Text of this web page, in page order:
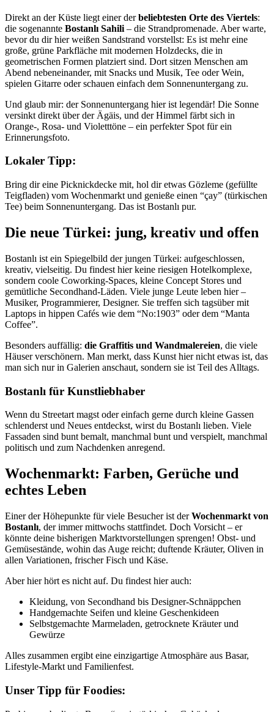
Direkt an der Küste liegt einer derbeliebtesten Orte des Viertels:
die sogenannte Bostanlı Sahili – die Strandpromenade. Aber warte,
bevor du dir hier weißen Sandstrand vorstellst: Es ist mehr eine
große, grüne Parkfläche mit modernen Holzdecks, die in
geometrischen Formen platziert sind. Dort sitzen Menschen am
Abend nebeneinander, mit Snacks und Musik, Tee oder Wein,
spielen Gitarre oder schauen einfach dem Sonnenuntergang zu.
Und glaub mir: der Sonnenuntergang hier ist legendär! Die Sonne
versinkt direkt über der Ägäis, und der Himmel färbt sich in
Orange-, Rosa- und Violetttöne – ein perfekter Spot für ein
Erinnerungsfoto.
Lokaler Tipp:
Bring dir eine Picknickdecke mit, hol dir etwas Gözleme (gefüllte
Teigfladen) vom Wochenmarkt und genieße einen “çay” (türkischen
Tee) beim Sonnenuntergang. Das ist Bostanlı pur.
Die neue Türkei: jung, kreativ und offen
Bostanlı ist ein Spiegelbild der jungen Türkei: aufgeschlossen,
kreativ, vielseitig. Du findest hier keine riesigen Hotelkomplexe,
sondern coole Coworking-Spaces, kleine Concept Stores und
gemütliche Secondhand-Läden. Viele junge Leute leben hier –
Musiker, Programmierer, Designer. Sie treffen sich tagsüber mit
Laptops in hippen Cafés wie dem “No:1903” oder dem “Manta
Coffee”.
Besonders auffällig: die Graffitis und Wandmalereien, die viele
Häuser verschönern. Man merkt, dass Kunst hier nicht etwas ist, das
man sich nur in Galerien anschaut, sondern sie ist Teil des Alltags.
Bostanlı für Kunstliebhaber
Wenn du Streetart magst oder einfach gerne durch kleine Gassen
schlenderst und Neues entdeckst, wirst du Bostanlı lieben. Viele
Fassaden sind bunt bemalt, manchmal bunt und verspielt, manchmal
politisch und zum Nachdenken anregend.
Wochenmarkt: Farben, Gerüche und
echtes Leben
Einer der Höhepunkte für viele Besucher ist derWochenmarkt von
Bostanlı, der immer mittwochs stattfindet. Doch Vorsicht – er
könnte deine bisherigen Marktvorstellungen sprengen! Obst- und
Gemüsestände, wohin das Auge reicht; duftende Kräuter, Oliven in
allen Variationen, frischer Fisch und Käse.
Aber hier hört es nicht auf. Du findest hier auch:
Kleidung, von Secondhand bis Designer-Schnäppchen
Handgemachte Seifen und kleine Geschenkideen
Selbstgemachte Marmeladen, getrocknete Kräuter und
Gewürze
Alles zusammen ergibt eine einzigartige Atmosphäre aus Basar,
Lifestyle-Markt und Familienfest.
Unser Tipp für Foodies: